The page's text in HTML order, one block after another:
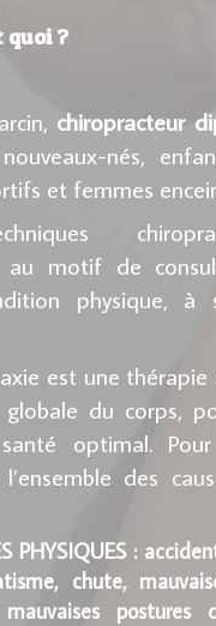
quoi ?
chiropracteur
nés,
et femmes
au motif de
physique, à
est une
globale du corps,
optimal.
l’ensemble des
PHYSIQUES :
chute,
mauvaises